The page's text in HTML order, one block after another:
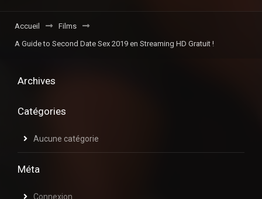
Accueil
Films
A Guide to Second Date Sex 2019 en Streaming HD Gratuit !
Archives
Catégories
Aucune catégorie
Méta
Connexion